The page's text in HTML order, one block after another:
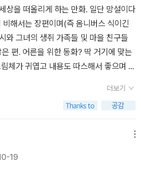
서 함께 생활하게 되고 여러가지 에피소
한 마을 사람들의 진심을 깨닫고, 종국에
로 변모하게 된다. 낸시는 고양이이지만,
막내 딸”이었고, “지미의 소중한동생”이
하는, 모두가 너무나도 아끼는 낸시”였던
... 눈을 가리고 있었던 건 저였어요. 고양
시들은 못 봤어요.” (p. 225) 평범하게
전혀 느끼지 못했고, 일말의 의심도 없
받으며 자신이 생쥐라고 생각하고 살아
이 생쥐의 천적인 고양이라는 사실을 깨
그를 둘러싼 모든 것이 허물어져 내리
야 그렇다 쳐도, 산 넘어 산. 마을 사람
을까? 자기들 마을에 아기 고양이가,
언젠가는 큰 고양이가 되어 자신들을
났다고 하면 그 누가 반길 수 있을까. 당
말이다. 더거 씨는 이런 염려 때문에 낸
사람들은 곧 낸시의 존재를 알아차리는
씨의 걱정과는 달리 모두가 낸시의 귀여
도 공포도 잊은 채 낸시를 받아들이게 된
하는 누군가의 목소리는 존재하지
낸시는 무사히 쥐들과 살아갈 수 있을
아무 일 없이 살아갈 수 있을까? 이 책은
렇지?” (14쪽)“여러분, 더거 씨가 며칠
습니다.” “그럼 어서 멀리 내보내쇼!”
무나 어린 동물입니다.” (41쪽)“아아, 짐
이해해 줄 것이라곤 생각 안 했어요.” “우
. 내가 여기서 오래 살아 봤는데, 우리 마
같거든.” (46쪽) 엘렌 심 님이 빚은 만화
을에 어느 날 덩그러니 놓인 아기 고양
집 문 앞에 아기 고양이가 바구니에 놓
씨와 아이는 이 아기 고양이를 보지요.
쥐인 줄 아직 모르나, 아저씨는 아기 고
줄 알아챕니다. 이때에 아이는 “아기
상을 떠올리게 하는 만화. 일단 망설이다
해서는 장편이며(즉 옴니버스 식이긴
와 그녀의 생쥐 가족들 및 마을 친구들
편. 어른을 위한 동화? 딱 거기에 맞는
체가 귀엽고 내용도 따스해서 좋으며 동
게 풀어가는 것은 역시 작가의 역량이겠
는 리즈쪽이 훨씬 마음에 드는 터. 낸시
더보기
19